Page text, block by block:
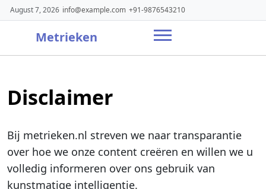
Skip
to
August 7, 2026 info@example.com +91-9876543210
Metrieken
Disclaimer
Bij metrieken.nl streven we naar transparantie
over hoe we onze content creëren en willen we u
volledig informeren over ons gebruik van
kunstmatige intelligentie.